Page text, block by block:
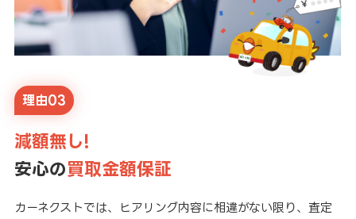
理由03
減額無し!
安心の買取金額保証
カーネクストでは、ヒアリング内容に相違がない限り、査定